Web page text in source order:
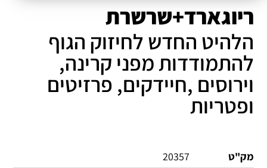
ריוגארד+שרשרת
הלהיט החדש לחיזוק הגוף
להתמודדות מפני קרינה,
וירוסים ,חיידקים, פרזיטים
ופטריות
מק"ט
20357